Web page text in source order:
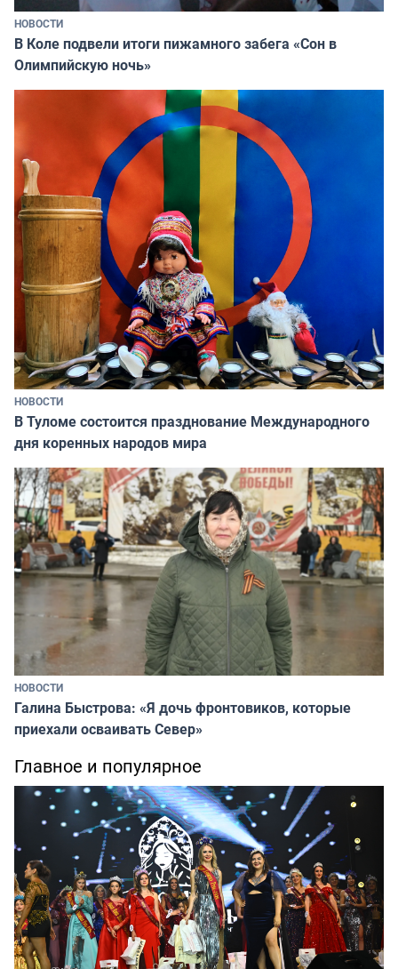
НОВОСТИ
В Коле подвели итоги пижамного забега «Сон в
Олимпийскую ночь»
НОВОСТИ
В Туломе состоится празднование Международного
дня коренных народов мира
НОВОСТИ
Галина Быстрова: «Я дочь фронтовиков, которые
приехали осваивать Север»
Главное и популярное